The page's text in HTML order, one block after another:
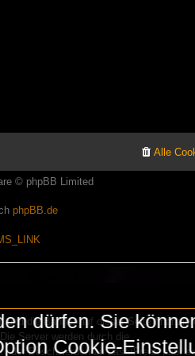
Alle
© phpBB Limited
phpBB.de
die Banner auf dieser Seite
Server werden durch die
oder Beschwerden zu LaserFreak habt
dürfen. Sie
Cookie-